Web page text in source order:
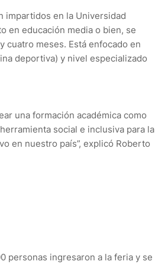
impartidos en la Universidad
en educación media o bien, se
cuatro meses. Está enfocado en
deportiva) y nivel especializado
una formación académica como
social e inclusiva para la
en nuestro país”, explicó Roberto
personas ingresaron a la feria y se